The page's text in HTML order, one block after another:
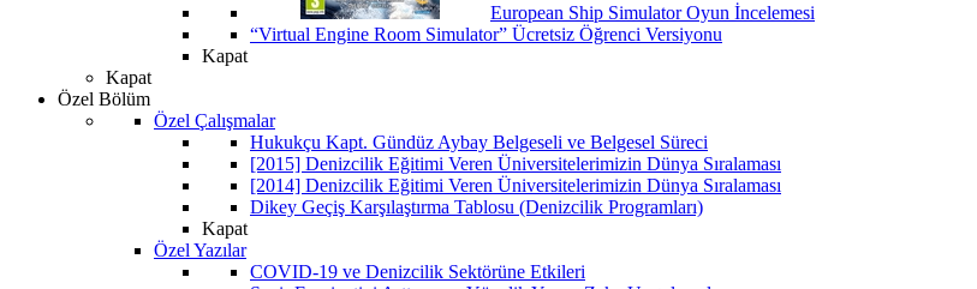
European Ship Simulator Oyun İncelemesi
“Virtual Engine Room Simulator” Ücretsiz Öğrenci Versiyonu
Kapat
Kapat
Özel Bölüm
Özel Çalışmalar
Hukukçu Kapt. Gündüz Aybay Belgeseli ve Belgesel Süreci
[2015] Denizcilik Eğitimi Veren Üniversitelerimizin Dünya Sıralaması
[2014] Denizcilik Eğitimi Veren Üniversitelerimizin Dünya Sıralaması
Dikey Geçiş Karşılaştırma Tablosu (Denizcilik Programları)
Kapat
Özel Yazılar
COVID-19 ve Denizcilik Sektörüne Etkileri